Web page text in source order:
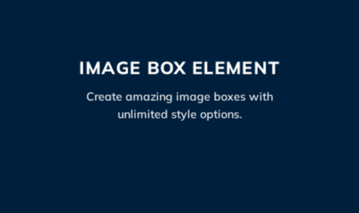
IMAGE BOX ELEMENT
Create amazing image boxes with
unlimited style options.